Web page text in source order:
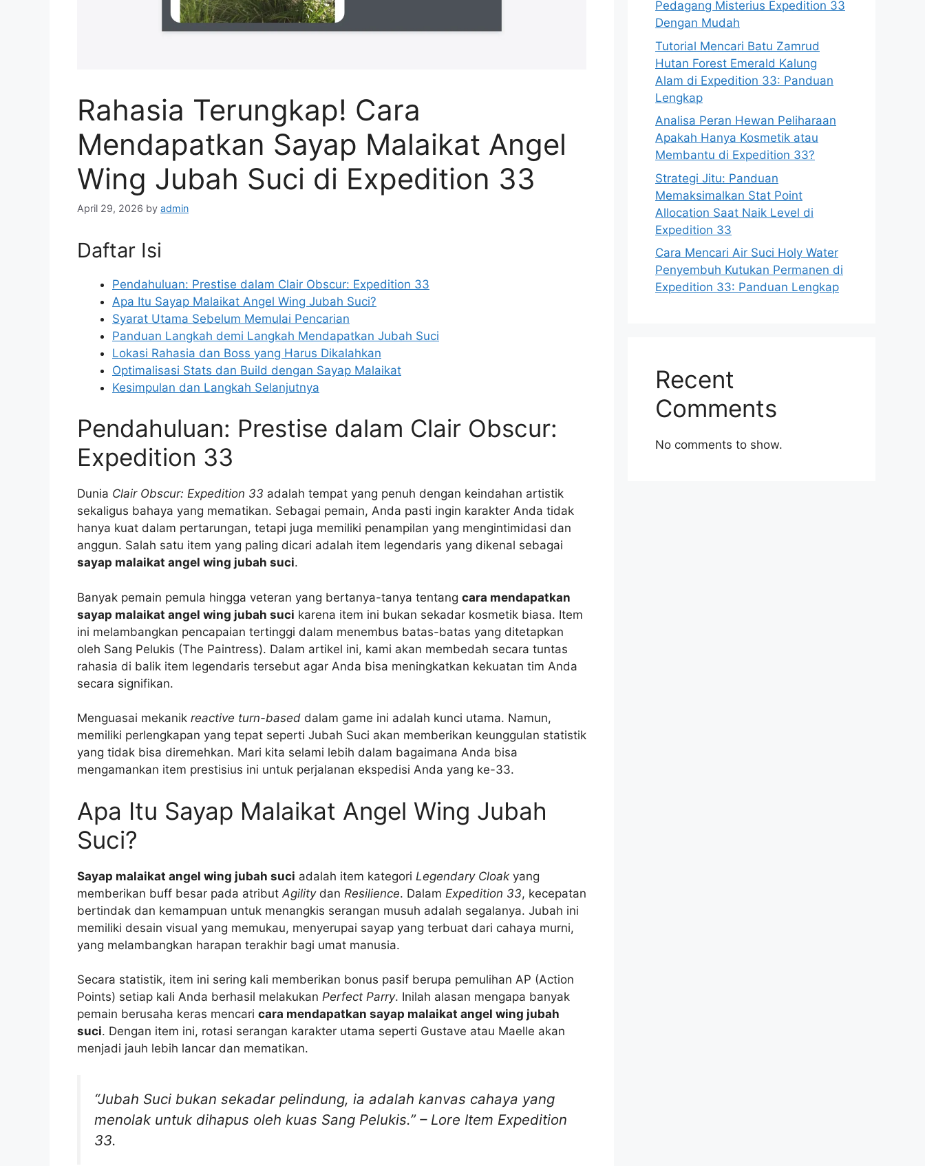
Rahasia Terungkap! Cara
Mendapatkan Sayap Malaikat Angel
Wing Jubah Suci di Expedition 33
April 29, 2026 by admin
Daftar Isi
Pendahuluan: Prestise dalam Clair Obscur: Expedition 33
Apa Itu Sayap Malaikat Angel Wing Jubah Suci?
Syarat Utama Sebelum Memulai Pencarian
Panduan Langkah demi Langkah Mendapatkan Jubah Suci
Lokasi Rahasia dan Boss yang Harus Dikalahkan
Optimalisasi Stats dan Build dengan Sayap Malaikat
Kesimpulan dan Langkah Selanjutnya
Pendahuluan: Prestise dalam Clair Obscur:
Expedition 33
Dunia Clair Obscur: Expedition 33 adalah tempat yang penuh dengan keindahan artistik
sekaligus bahaya yang mematikan. Sebagai pemain, Anda pasti ingin karakter Anda tidak
hanya kuat dalam pertarungan, tetapi juga memiliki penampilan yang mengintimidasi dan
anggun. Salah satu item yang paling dicari adalah item legendaris yang dikenal sebagai
sayap malaikat angel wing jubah suci.
Banyak pemain pemula hingga veteran yang bertanya-tanya tentang cara mendapatkan
sayap malaikat angel wing jubah suci karena item ini bukan sekadar kosmetik biasa. Item
ini melambangkan pencapaian tertinggi dalam menembus batas-batas yang ditetapkan
oleh Sang Pelukis (The Paintress). Dalam artikel ini, kami akan membedah secara tuntas
rahasia di balik item legendaris tersebut agar Anda bisa meningkatkan kekuatan tim Anda
secara signifikan.
Menguasai mekanik reactive turn-based dalam game ini adalah kunci utama. Namun,
memiliki perlengkapan yang tepat seperti Jubah Suci akan memberikan keunggulan statistik
yang tidak bisa diremehkan. Mari kita selami lebih dalam bagaimana Anda bisa
mengamankan item prestisius ini untuk perjalanan ekspedisi Anda yang ke-33.
Apa Itu Sayap Malaikat Angel Wing Jubah
Suci?
Sayap malaikat angel wing jubah suci adalah item kategori Legendary Cloak yang
memberikan buff besar pada atribut Agilitydan Resilience. Dalam Expedition 33, kecepatan
bertindak dan kemampuan untuk menangkis serangan musuh adalah segalanya. Jubah ini
memiliki desain visual yang memukau, menyerupai sayap yang terbuat dari cahaya murni,
yang melambangkan harapan terakhir bagi umat manusia.
Secara statistik, item ini sering kali memberikan bonus pasif berupa pemulihan AP (Action
Points) setiap kali Anda berhasil melakukan Perfect Parry. Inilah alasan mengapa banyak
pemain berusaha keras mencari cara mendapatkan sayap malaikat angel wing jubah
suci. Dengan item ini, rotasi serangan karakter utama seperti Gustave atau Maelle akan
menjadi jauh lebih lancar dan mematikan.
“Jubah Suci bukan sekadar pelindung, ia adalah kanvas cahaya yang
menolak untuk dihapus oleh kuas Sang Pelukis.” – Lore Item Expedition
33.
Pedagang Misterius Expedition 33
Dengan Mudah
Tutorial Mencari Batu Zamrud
Hutan Forest Emerald Kalung
Alam di Expedition 33: Panduan
Lengkap
Analisa Peran Hewan Peliharaan
Apakah Hanya Kosmetik atau
Membantu di Expedition 33?
Strategi Jitu: Panduan
Memaksimalkan Stat Point
Allocation Saat Naik Level di
Expedition 33
Cara Mencari Air Suci Holy Water
Penyembuh Kutukan Permanen di
Expedition 33: Panduan Lengkap
Recent
Comments
No comments to show.